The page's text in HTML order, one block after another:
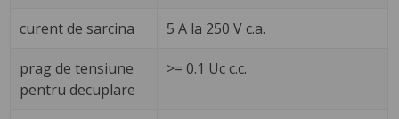
curent de sarcina 5 A la 250 V c.a.
prag de tensiune
pentru decuplare
>= 0.1 Uc c.c.